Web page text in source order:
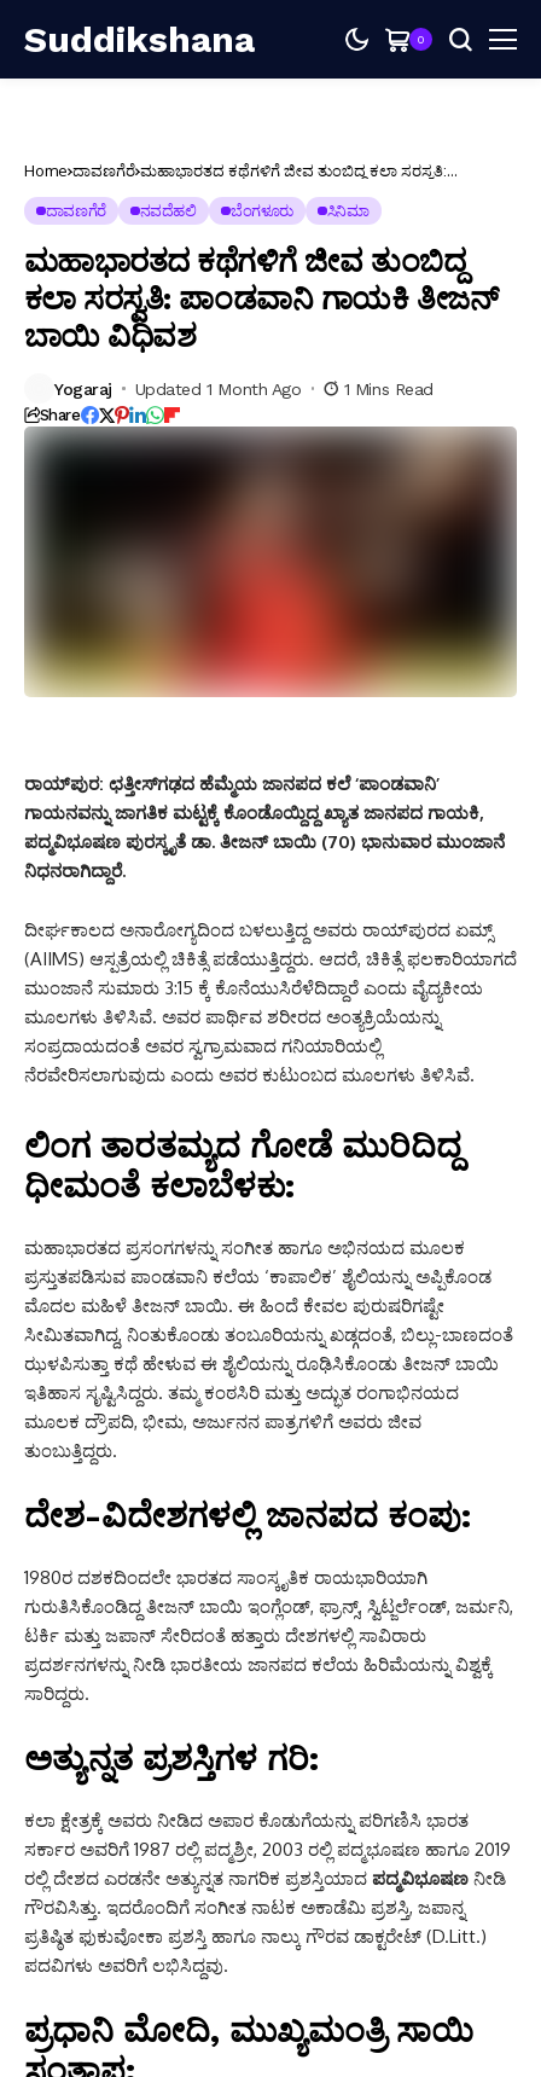
Suddikshana 0
Home ದಾವಣಗೆರೆ ಮಹಾಭಾರತದ ಕಥೆಗಳಿಗೆ ಜೀವ ತುಂಬಿದ್ದ ಕಲಾ ಸರಸ್ವತಿ:
ದಾವಣಗೆರೆ ನವದೆಹಲಿ ಬೆಂಗಳೂರು ಸಿನಿಮಾ
ಮಹಾಭಾರತದ ಕಥೆಗಳಿಗೆ ಜೀವ ತುಂಬಿದ್ದ
ಕಲಾ ಸರಸ್ವತಿ: ಪಾಂಡವಾನಿ ಗಾಯಕಿ ತೀಜನ್
ಬಾಯಿ ವಿಧಿವಶ
Yogaraj Updated 1 Month Ago 1 Mins Read
Share
ರಾಯ್‌ಪುರ: ಛತ್ತೀಸ್‌ಗಢದ ಹೆಮ್ಮೆಯ ಜಾನಪದ ಕಲೆ ‘ಪಾಂಡವಾನಿ’
ಗಾಯನವನ್ನು ಜಾಗತಿಕ ಮಟ್ಟಕ್ಕೆ ಕೊಂಡೊಯ್ದಿದ್ದ ಖ್ಯಾತ ಜಾನಪದ ಗಾಯಕಿ,
ಪದ್ಮವಿಭೂಷಣ ಪುರಸ್ಕೃತೆ ಡಾ. ತೀಜನ್ ಬಾಯಿ (70) ಭಾನುವಾರ ಮುಂಜಾನೆ
ನಿಧನರಾಗಿದ್ದಾರೆ.
ದೀರ್ಘಕಾಲದ ಅನಾರೋಗ್ಯದಿಂದ ಬಳಲುತ್ತಿದ್ದ ಅವರು ರಾಯ್‌ಪುರದ ಏಮ್ಸ್
(AIIMS) ಆಸ್ಪತ್ರೆಯಲ್ಲಿ ಚಿಕಿತ್ಸೆ ಪಡೆಯುತ್ತಿದ್ದರು. ಆದರೆ, ಚಿಕಿತ್ಸೆ ಫಲಕಾರಿಯಾಗದೆ
ಮುಂಜಾನೆ ಸುಮಾರು 3:15 ಕ್ಕೆ ಕೊನೆಯುಸಿರೆಳೆದಿದ್ದಾರೆ ಎಂದು ವೈದ್ಯಕೀಯ
ಮೂಲಗಳು ತಿಳಿಸಿವೆ. ಅವರ ಪಾರ್ಥಿವ ಶರೀರದ ಅಂತ್ಯಕ್ರಿಯೆಯನ್ನು
ಸಂಪ್ರದಾಯದಂತೆ ಅವರ ಸ್ವಗ್ರಾಮವಾದ ಗನಿಯಾರಿಯಲ್ಲಿ
ನೆರವೇರಿಸಲಾಗುವುದು ಎಂದು ಅವರ ಕುಟುಂಬದ ಮೂಲಗಳು ತಿಳಿಸಿವೆ.
ಲಿಂಗ ತಾರತಮ್ಯದ ಗೋಡೆ ಮುರಿದಿದ್ದ
ಧೀಮಂತೆ ಕಲಾಬೆಳಕು:
ಮಹಾಭಾರತದ ಪ್ರಸಂಗಗಳನ್ನು ಸಂಗೀತ ಹಾಗೂ ಅಭಿನಯದ ಮೂಲಕ
ಪ್ರಸ್ತುತಪಡಿಸುವ ಪಾಂಡವಾನಿ ಕಲೆಯ ‘ಕಾಪಾಲಿಕ’ ಶೈಲಿಯನ್ನು ಅಪ್ಪಿಕೊಂಡ
ಮೊದಲ ಮಹಿಳೆ ತೀಜನ್ ಬಾಯಿ. ಈ ಹಿಂದೆ ಕೇವಲ ಪುರುಷರಿಗಷ್ಟೇ
ಸೀಮಿತವಾಗಿದ್ದ, ನಿಂತುಕೊಂಡು ತಂಬೂರಿಯನ್ನು ಖಡ್ಗದಂತೆ, ಬಿಲ್ಲು-ಬಾಣದಂತೆ
ಝಳಪಿಸುತ್ತಾ ಕಥೆ ಹೇಳುವ ಈ ಶೈಲಿಯನ್ನು ರೂಢಿಸಿಕೊಂಡು ತೀಜನ್ ಬಾಯಿ
ಇತಿಹಾಸ ಸೃಷ್ಟಿಸಿದ್ದರು. ತಮ್ಮ ಕಂಠಸಿರಿ ಮತ್ತು ಅದ್ಭುತ ರಂಗಾಭಿನಯದ
ಮೂಲಕ ದ್ರೌಪದಿ, ಭೀಮ, ಅರ್ಜುನನ ಪಾತ್ರಗಳಿಗೆ ಅವರು ಜೀವ
ತುಂಬುತ್ತಿದ್ದರು.
ದೇಶ-ವಿದೇಶಗಳಲ್ಲಿ ಜಾನಪದ ಕಂಪು:
1980ರ ದಶಕದಿಂದಲೇ ಭಾರತದ ಸಾಂಸ್ಕೃತಿಕ ರಾಯಭಾರಿಯಾಗಿ
ಗುರುತಿಸಿಕೊಂಡಿದ್ದ ತೀಜನ್ ಬಾಯಿ ಇಂಗ್ಲೆಂಡ್, ಫ್ರಾನ್ಸ್, ಸ್ವಿಟ್ಜರ್ಲೆಂಡ್, ಜರ್ಮನಿ,
ಟರ್ಕಿ ಮತ್ತು ಜಪಾನ್ ಸೇರಿದಂತೆ ಹತ್ತಾರು ದೇಶಗಳಲ್ಲಿ ಸಾವಿರಾರು
ಪ್ರದರ್ಶನಗಳನ್ನು ನೀಡಿ ಭಾರತೀಯ ಜಾನಪದ ಕಲೆಯ ಹಿರಿಮೆಯನ್ನು ವಿಶ್ವಕ್ಕೆ
ಸಾರಿದ್ದರು.
ಅತ್ಯುನ್ನತ ಪ್ರಶಸ್ತಿಗಳ ಗರಿ:
ಕಲಾ ಕ್ಷೇತ್ರಕ್ಕೆ ಅವರು ನೀಡಿದ ಅಪಾರ ಕೊಡುಗೆಯನ್ನು ಪರಿಗಣಿಸಿ ಭಾರತ
ಸರ್ಕಾರ ಅವರಿಗೆ 1987 ರಲ್ಲಿ ಪದ್ಮಶ್ರೀ, 2003 ರಲ್ಲಿ ಪದ್ಮಭೂಷಣ ಹಾಗೂ 2019
ರಲ್ಲಿ ದೇಶದ ಎರಡನೇ ಅತ್ಯುನ್ನತ ನಾಗರಿಕ ಪ್ರಶಸ್ತಿಯಾದ ಪದ್ಮವಿಭೂಷಣ ನೀಡಿ
ಗೌರವಿಸಿತ್ತು. ಇದರೊಂದಿಗೆ ಸಂಗೀತ ನಾಟಕ ಅಕಾಡೆಮಿ ಪ್ರಶಸ್ತಿ, ಜಪಾನ್ನ
ಪ್ರತಿಷ್ಠಿತ ಫುಕುವೋಕಾ ಪ್ರಶಸ್ತಿ ಹಾಗೂ ನಾಲ್ಕು ಗೌರವ ಡಾಕ್ಟರೇಟ್ (D.Litt.)
ಪದವಿಗಳು ಅವರಿಗೆ ಲಭಿಸಿದ್ದವು.
ಪ್ರಧಾನಿ ಮೋದಿ, ಮುಖ್ಯಮಂತ್ರಿ ಸಾಯಿ